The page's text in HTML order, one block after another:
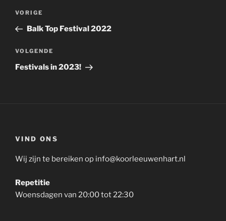
Bericht
Vorig
bericht
VORIGE
Balk Top Festival 2022
Volgend
bericht
VOLGENDE
Festivals in 2023!
VIND ONS
Wij zijn te bereiken op info@koorleeuwenhart.nl
Repetitie
Woensdagen van 20:00 tot 22:30